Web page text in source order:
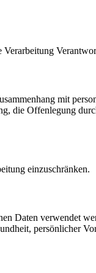
mit
die Offenlegung
einzuschränken.
Daten verwendet
persönlicher